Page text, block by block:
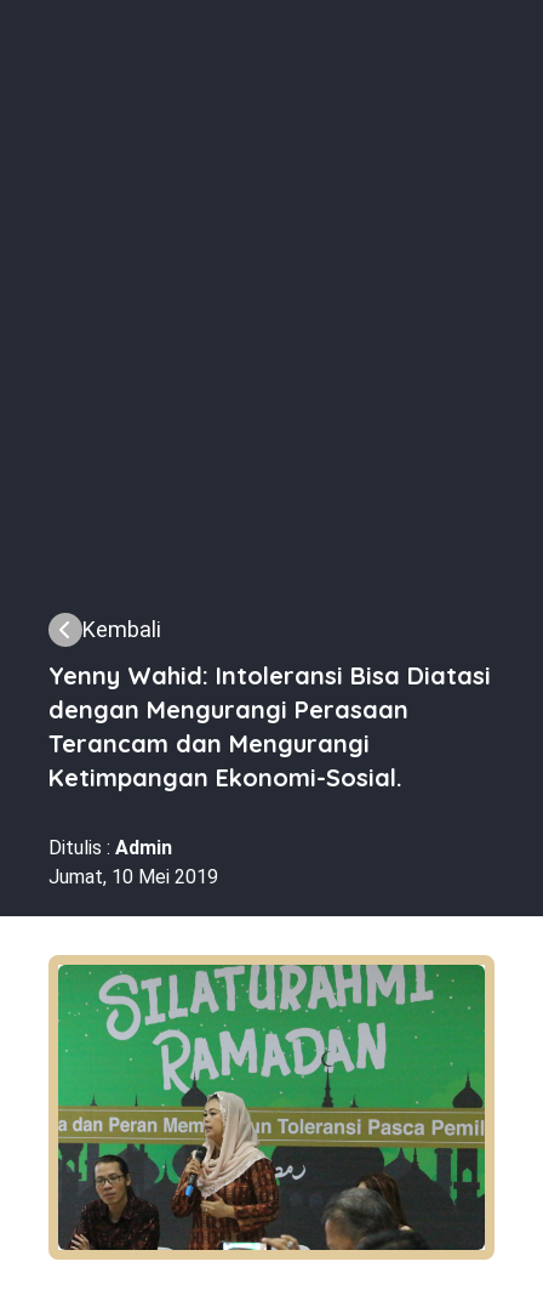
Kembali
Yenny Wahid: Intoleransi Bisa Diatasi
dengan Mengurangi Perasaan
Terancam dan Mengurangi
Ketimpangan Ekonomi-Sosial.
Ditulis : Admin
Jumat, 10 Mei 2019